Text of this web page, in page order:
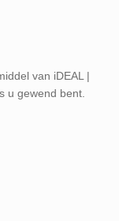
van iDEAL |
u gewend bent.